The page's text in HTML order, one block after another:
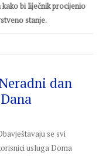
bi liječnik procijenio
stanje.
dan
se svi
usluga Doma